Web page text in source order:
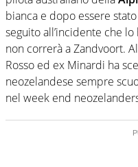
bianca e dopo essere
seguito all’incidente che
non correrà a Zandvoort.
Rosso ed ex Minardi ha
neozelandese sempre
nel week end